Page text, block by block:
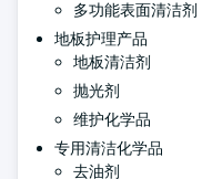
多功能表面清洁剂
地板护理产品
地板清洁剂
抛光剂
维护化学品
专用清洁化学品
去油剂